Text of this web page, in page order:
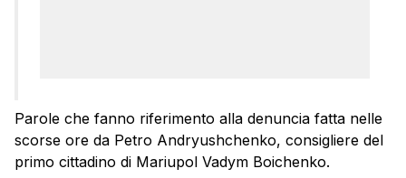
Parole che fanno riferimento alla denuncia fatta nelle
scorse ore da Petro Andryushchenko, consigliere del
primo cittadino di Mariupol Vadym Boichenko.